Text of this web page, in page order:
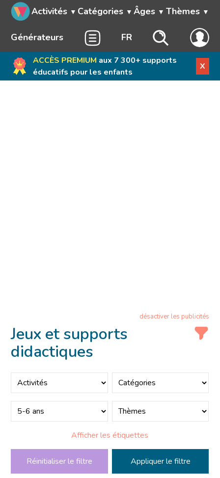
Activités Catégories Âges Thèmes
Générateurs FR
ACCÈS PREMIUM aux 7 300+ supports
éducatifs pour les enfants
X
désactiver les publicités
Jeux et supports
didactiques
Afficher les étiquettes
Réinitialiser le filtre